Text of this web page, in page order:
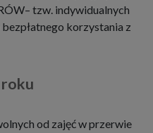
tzw. indywidualnych
korzystania z
roku
od zajęć w przerwie